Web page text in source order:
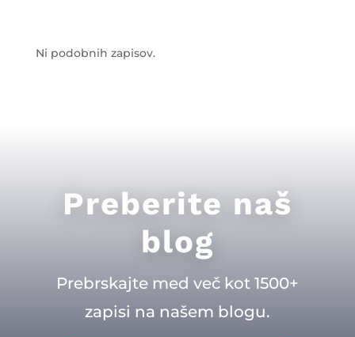
Ni podobnih zapisov.
Preberite naš
blog
Prebrskajte med več kot 1500+
zapisi na našem blogu.